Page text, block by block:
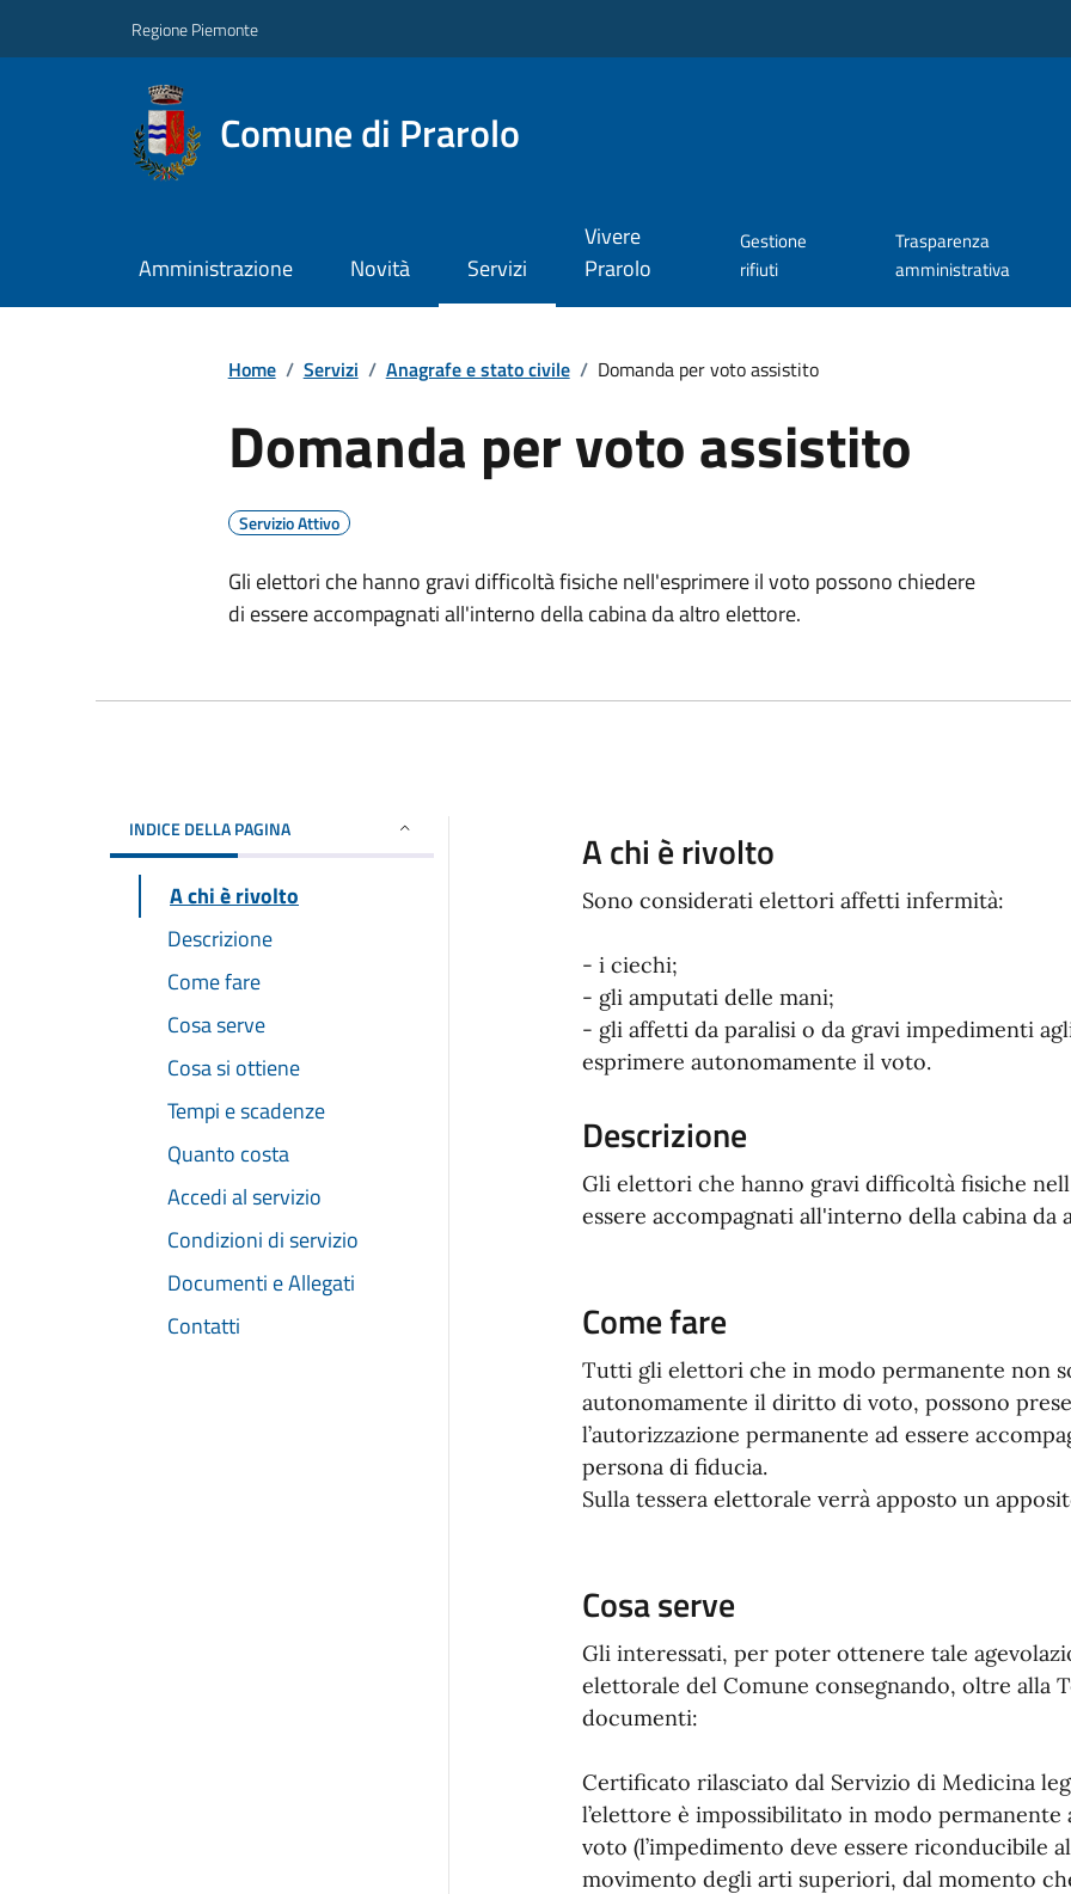
Regione Piemonte
Comune di Prarolo
Amministrazione Novità Servizi
Vivere
Prarolo
Gestione
rifiuti
Trasparenza
amministrativa
Home / Servizi / Anagrafe e stato civile / Domanda per voto assistito
Domanda per voto assistito
Servizio Attivo
Gli elettori che hanno gravi difficoltà fisiche nell'esprimere il voto possono chiedere
di essere accompagnati all'interno della cabina da altro elettore.
INDICE DELLA PAGINA
A chi è rivolto
Descrizione
Come fare
Cosa serve
Cosa si ottiene
Tempi e scadenze
Quanto costa
Accedi al servizio
Condizioni di servizio
Documenti e Allegati
Contatti
A chi è rivolto
Sono considerati elettori affetti infermità:
- i ciechi;
- gli amputati delle mani;
- gli affetti da paralisi o da gravi impedimenti
esprimere autonomamente il voto.
Descrizione
Gli elettori che hanno gravi difficoltà fisiche
essere accompagnati all'interno della cabina da
Come fare
Tutti gli elettori che in modo permanente non
autonomamente il diritto di voto, possono
l’autorizzazione permanente ad essere
persona di fiducia.
Sulla tessera elettorale verrà apposto un
Cosa serve
Gli interessati, per poter ottenere tale
elettorale del Comune consegnando, oltre alla
documenti:
Certificato rilasciato dal Servizio di Medicina
l’elettore è impossibilitato in modo
voto (l’impedimento deve essere riconducibile
movimento degli arti superiori, dal momento